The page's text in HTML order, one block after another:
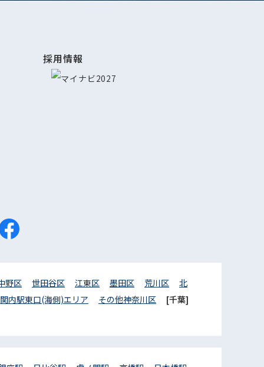
採用情報
野区 世田谷区 江東区 墨田区 荒川区
北
関内駅東口(海側)エリア その他神奈川区
[千葉]